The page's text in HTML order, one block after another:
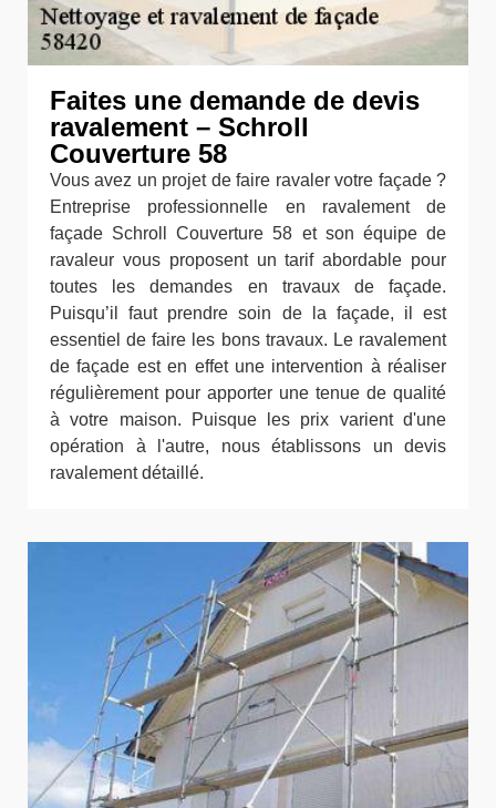
Faites une demande de devis
ravalement – Schroll
Couverture 58
Vous avez un projet de faire ravaler votre façade ?
Entreprise professionnelle en ravalement de
façade Schroll Couverture 58 et son équipe de
ravaleur vous proposent un tarif abordable pour
toutes les demandes en travaux de façade.
Puisqu’il faut prendre soin de la façade, il est
essentiel de faire les bons travaux. Le ravalement
de façade est en effet une intervention à réaliser
régulièrement pour apporter une tenue de qualité
à votre maison. Puisque les prix varient d'une
opération à l'autre, nous établissons un devis
ravalement détaillé.